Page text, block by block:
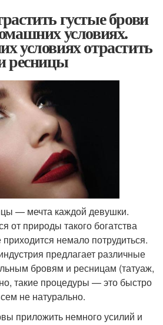
густые брови
условиях.
условиях отрастить
ресницы
— мечта каждой девушки.
от природы такого богатства
немало потрудиться.
предлагает различные
бровям и ресницам (татуаж,
такие процедуры — это быстро
не натурально.
приложить немного усилий и